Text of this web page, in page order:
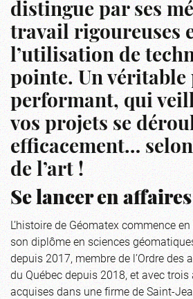
distingue par ses
travail rigoureuses
l’utilisation de
pointe. Un
performant, qui
vos projets se
efficacement…
de l’art !
Se lancer en affaires
L’histoire de Géomatex commence
son diplôme en sciences
depuis 2017, membre de l’Ordre des
du Québec depuis 2018, et avec trois
acquises dans une firme de Saint-